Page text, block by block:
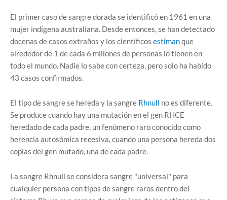
El primer caso de sangre dorada se identificó en 1961 en una
mujer indígena australiana. Desde entonces, se han detectado
docenas de casos extraños y los científicos estimanque
alrededor de 1 de cada 6 millones de personas lo tienen en
todo el mundo. Nadie lo sabe con certeza, pero solo ha habido
43 casos confirmados.
El tipo de sangre se hereda y la sangre Rhnull no es diferente.
Se produce cuando hay una mutación en el gen RHCE
heredado de cada padre, un fenómeno raro conocido como
herencia autosómica recesiva, cuando una persona hereda dos
copias del gen mutado, una de cada padre.
La sangre Rhnull se considera sangre "universal" para
cualquier persona con tipos de sangre raros dentro del